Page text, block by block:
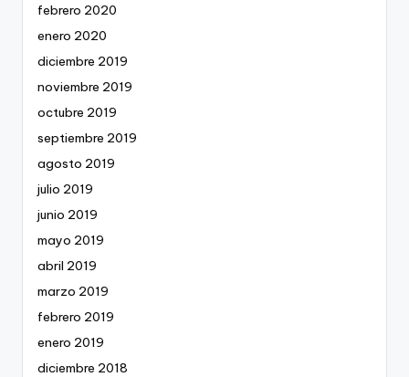
febrero 2020
enero 2020
diciembre 2019
noviembre 2019
octubre 2019
septiembre 2019
agosto 2019
julio 2019
junio 2019
mayo 2019
abril 2019
marzo 2019
febrero 2019
enero 2019
diciembre 2018